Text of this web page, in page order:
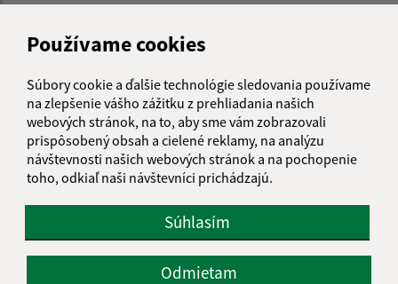
Používame cookies
Súbory cookie a ďalšie technológie sledovania používame
na zlepšenie vášho zážitku z prehliadania našich
webových stránok, na to, aby sme vám zobrazovali
prispôsobený obsah a cielené reklamy, na analýzu
návštevnosti našich webových stránok a na pochopenie
toho, odkiaľ naši návštevníci prichádzajú.
Súhlasím
Odmietam